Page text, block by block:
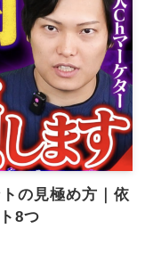
の見極め方｜依
8つ